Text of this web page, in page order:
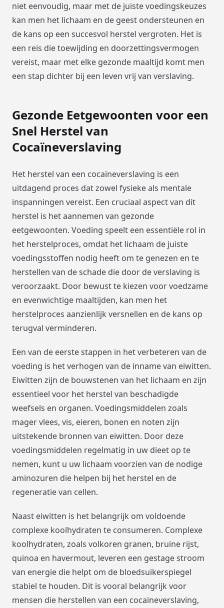
niet eenvoudig, maar met de juiste voedingskeuzes
kan men het lichaam en de geest ondersteunen en
de kans op een succesvol herstel vergroten. Het is
een reis die toewijding en doorzettingsvermogen
vereist, maar met elke gezonde maaltijd komt men
een stap dichter bij een leven vrij van verslaving.
Gezonde Eetgewoonten voor een
Snel Herstel van
Cocaïneverslaving
Het herstel van een cocaïneverslaving is een
uitdagend proces dat zowel fysieke als mentale
inspanningen vereist. Een cruciaal aspect van dit
herstel is het aannemen van gezonde
eetgewoonten. Voeding speelt een essentiële rol in
het herstelproces, omdat het lichaam de juiste
voedingsstoffen nodig heeft om te genezen en te
herstellen van de schade die door de verslaving is
veroorzaakt. Door bewust te kiezen voor voedzame
en evenwichtige maaltijden, kan men het
herstelproces aanzienlijk versnellen en de kans op
terugval verminderen.
Een van de eerste stappen in het verbeteren van de
voeding is het verhogen van de inname van eiwitten.
Eiwitten zijn de bouwstenen van het lichaam en zijn
essentieel voor het herstel van beschadigde
weefsels en organen. Voedingsmiddelen zoals
mager vlees, vis, eieren, bonen en noten zijn
uitstekende bronnen van eiwitten. Door deze
voedingsmiddelen regelmatig in uw dieet op te
nemen, kunt u uw lichaam voorzien van de nodige
aminozuren die helpen bij het herstel en de
regeneratie van cellen.
Naast eiwitten is het belangrijk om voldoende
complexe koolhydraten te consumeren. Complexe
koolhydraten, zoals volkoren granen, bruine rijst,
quinoa en havermout, leveren een gestage stroom
van energie die helpt om de bloedsuikerspiegel
stabiel te houden. Dit is vooral belangrijk voor
mensen die herstellen van een cocaïneverslaving,